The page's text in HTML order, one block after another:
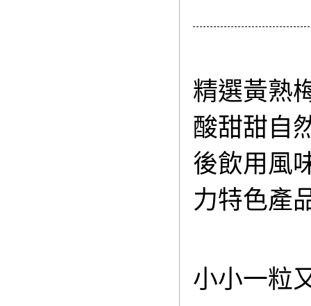
精選黃熟
酸甜甜自
後飲用風
力特色產
小小一粒